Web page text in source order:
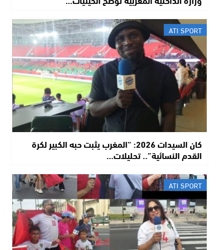
ATI SPORT
​كان السيدات 2026: “المغرب يثبت حبه الكبير لكرة
القدم النسائية”.. تحليلات…
ATI SPORT